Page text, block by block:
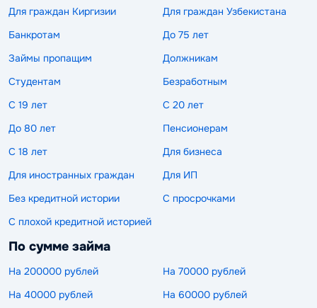
Для граждан Киргизии
Для граждан Узбекистана
Банкротам
До 75 лет
Займы пропащим
Должникам
Студентам
Безработным
С 19 лет
С 20 лет
До 80 лет
Пенсионерам
С 18 лет
Для бизнеса
Для иностранных граждан
Для ИП
Без кредитной истории
С просрочками
С плохой кредитной историей
По сумме займа
На 200000 рублей
На 70000 рублей
На 40000 рублей
На 60000 рублей